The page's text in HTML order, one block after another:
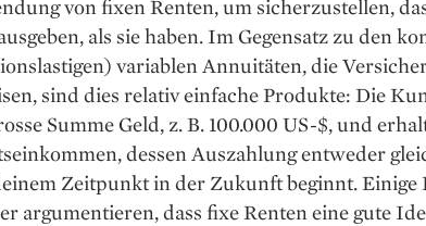
von fixen ­Renten, um sicherzustellen,
als sie haben. Im Gegensatz zu den
varia­blen Annuitäten, die
sind dies ­relativ einfache Produkte: Die
Summe Geld, z. B. 100.000 US-$, und
dessen Auszahlung entweder
Zeitpunkt in der Zukunft beginnt.
argumentieren, dass fixe Renten eine gute